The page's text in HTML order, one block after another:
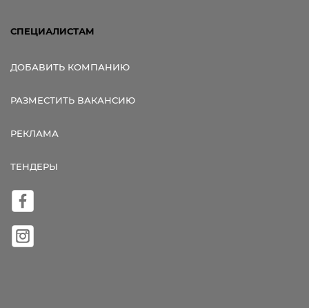
СПЕЦИАЛИСТАМ
ДОБАВИТЬ КОМПАНИЮ
РАЗМЕСТИТЬ ВАКАНСИЮ
РЕКЛАМА
ТЕНДЕРЫ